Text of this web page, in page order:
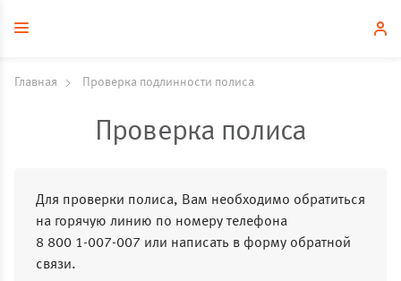
Главная Проверка подлинности полиса
Проверка полиса
Для проверки полиса, Вам необходимо обратиться
на горячую линию по номеру телефона
8 800 1-007-007 или написать в форму обратной
связи.